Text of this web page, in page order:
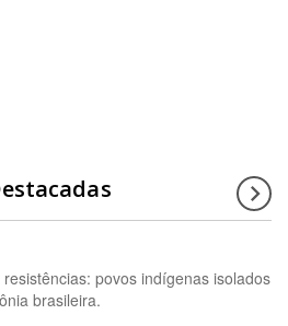
povos indígenas isolados
brasileira.